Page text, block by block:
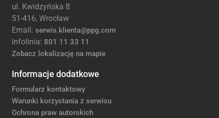
ul. Kwidzyńska 8
51-416, Wrocław
Email: serwis.klienta@ppg.com
Infolinia: 801 11 33 11
Zobacz lokalizację na mapie
Informacje dodatkowe
Formularz kontaktowy
Warunki korzystania z serwisu
Ochrona praw autorskich